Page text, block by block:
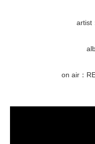
artist
on air：